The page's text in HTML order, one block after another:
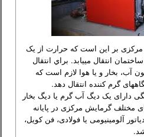
بر اين است که حرارت از يک
انتقال میيابد. براي انتقال
آب، بخار و يا هوا لازم است که
گرم کننده انتقال دهد.
دارای يک ديگ آب گرم يا ديگ بخار
مختلف گرمايش مرکزی در پايانه
آلومينيومی يا فولادی، فن کويل،